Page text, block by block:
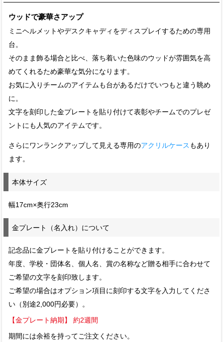
ウッドで豪華さアップ
ミニヘルメットやデスクキャディをディスプレイするための専用
台。
そのまま飾る場合と比べ、落ち着いた色味のウッドが雰囲気を高
めてくれるため豪華な気分になります。
お気に入りチームのアイテムも台があるだけでいつもと違う眺め
に。
文字を刻印した金プレートを貼り付けて表彰やチームでのプレゼ
ントにも人気のアイテムです。
さらにワンランクアップして見える専用のアクリルケース もあり
ます。
本体サイズ
幅17cm×奥行23cm
金プレート（名入れ）について
記念品に金プレートを貼り付けることができます。
年度、学校・団体名、個人名、賞の名称など贈る相手に合わせて
ご希望の文字を刻印致します。
ご希望の場合はオプション項目に刻印する文字を入力してくださ
い（別途2,000円必要）。
【金プレート納期】 約2週間
期間には余裕を持ってご注文ください。